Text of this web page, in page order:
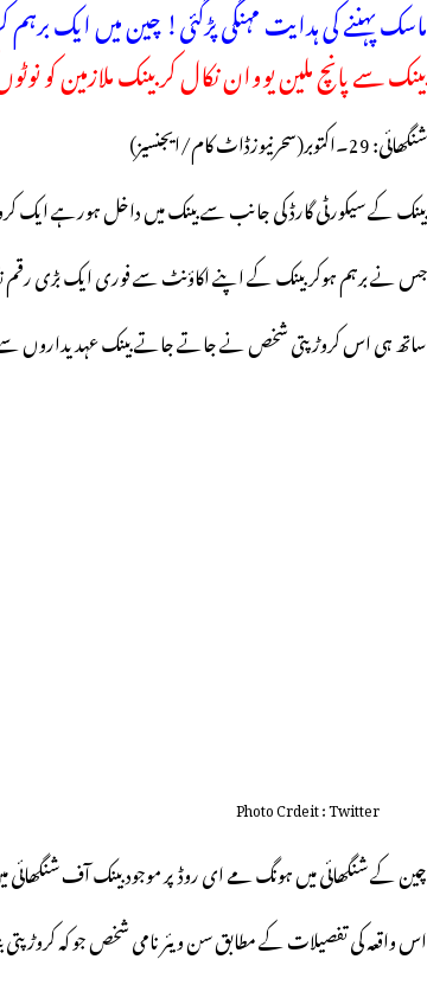
ماسک پہننے کی ہدایت مہنگی پڑگئی! چین میں ایک
بینک سے پانچ ملین یووان نکال کر بینک ملازمین کو
شنگھائی: 29۔اکتوبر(سحرنیوزڈاٹ کام/ایجنسیز)
بینک کے سیکورٹی گارڈ کی جانب سے بینک میں داخل ہورہے
جس نے برہم ہوکر بینک کے اپنے اکاؤنٹ سے فوری ایک بڑی رقم
ساتھ ہی اس کروڑ پتی شخص نے جاتے جاتے بینک عہدیداروں سے
Photo Crdeit : Twitter
چین کے شنگھائی میں ہونگ مے ای روڈ پر موجود بینک آف
اس واقعہ کی تفصیلات کے مطابق سن ویئر نامی شخص جو کہ کروڑ